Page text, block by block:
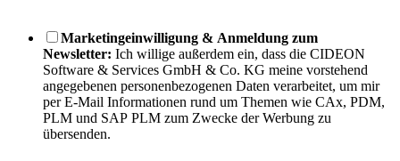
Marketingeinwilligung & Anmeldung zum
Newsletter: Ich willige außerdem ein, dass die CIDEON
Software & Services GmbH & Co. KG meine vorstehend
angegebenen personenbezogenen Daten verarbeitet, um mir
per E-Mail Informationen rund um Themen wie CAx, PDM,
PLM und SAP PLM zum Zwecke der Werbung zu
übersenden.